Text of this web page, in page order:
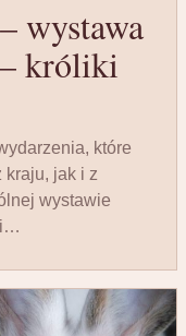
wystawa
króliki
które
kraju, jak i z
wystawie